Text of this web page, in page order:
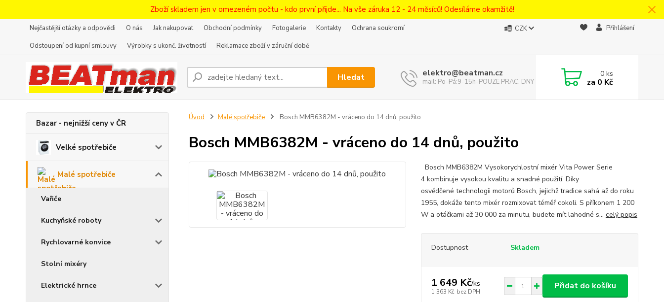
Zboží skladem jen v omezeném počtu - kdo první přijde... Na vše záruka 12 - 24 měsíců! Odesíláme okamžitě!
Nejčastější otázky a odpovědi O nás Jak nakupovat Obchodní podmínky Fotogalerie Kontakty
Ochrana soukromí
Odstoupení od kupní smlouvy
Výrobky s ukonč. životností Reklamace zboží v záruční době
CZK Přihlášení
Hledat elektro@beatman.cz
mail: Po-Pá:9-15h-POUZE PRAC. DNY
0ks
za 0 Kč
Bazar - nejnižší ceny v ČR
Velké spotřebiče
Malé spotřebiče
Vařiče
Kuchyňské roboty
Rychlovarné konvice
Stolní mixéry
Elektrické hrnce
Úvod Malé spotřebiče Bosch MMB6382M - vráceno do 14 dnů, použito
Bosch MMB6382M - vráceno do 14 dnů, použito
Bosch MMB6382M Vysokorychlostní mixér Vita Power Serie
4 kombinuje vysokou kvalitu a snadné použití. Díky
osvědčené technologii motorů Bosch, jejichž tradice sahá až do roku
1955, dokáže tento mixér rozmixovat téměř cokoli. S příkonem 1 200
W a otáčkami až 30 000 za minutu, budete mít lahodné s... celý popis
Dostupnost Skladem
1 649 Kč/ks
1 363 Kč bez DPH
Přidat do košíku